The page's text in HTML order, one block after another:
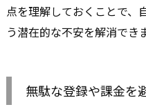
点を理解しておくことで、
う潜在的な不安を解消でき
無駄な登録や課金を